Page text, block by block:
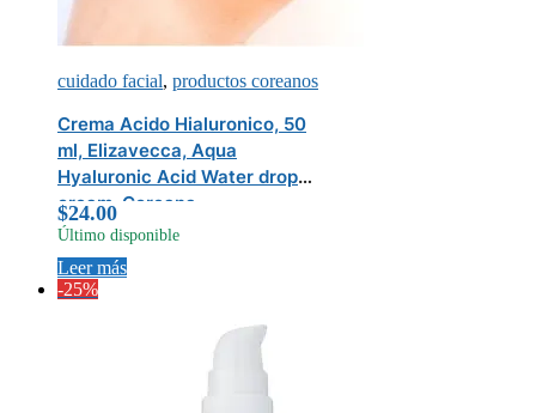
cuidado facial, productos coreanos
Crema Acido Hialuronico, 50
ml, Elizavecca, Aqua
Hyaluronic Acid Water drop
cream, Coreana
$24.00
Último disponible
Leer más
-25%